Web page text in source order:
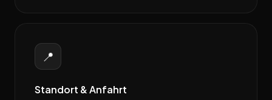
📍
Standort & Anfahrt